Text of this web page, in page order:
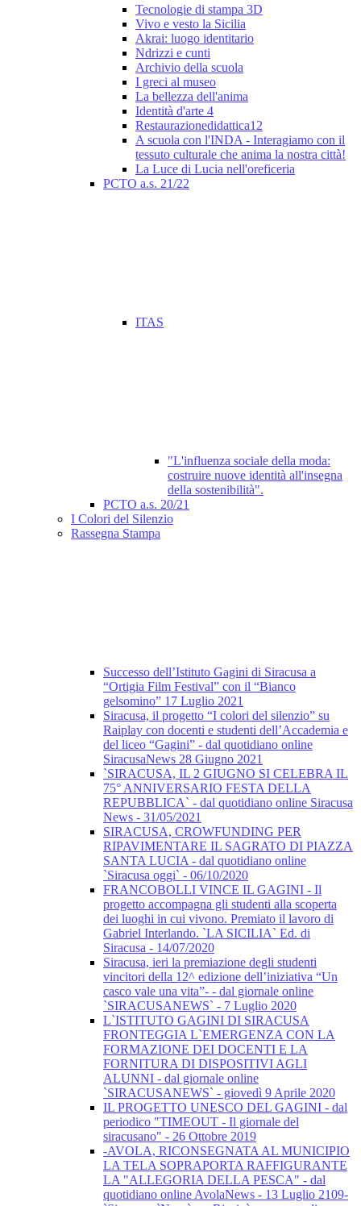
Tecnologie di stampa 3D
Vivo e vesto la Sicilia
Akrai: luogo identitario
Ndrizzi e cunti
Archivio della scuola
I greci al museo
La bellezza dell'anima
Identità d'arte 4
Restaurazionedidattica12
A scuola con l'INDA - Interagiamo con il
tessuto culturale che anima la nostra città!
La Luce di Lucia nell'oreficeria
PCTO a.s. 21/22
ITAS
"L'influenza sociale della moda:
costruire nuove identità all'insegna
della sostenibilità".
PCTO a.s. 20/21
I Colori del Silenzio
Rassegna Stampa
Successo dell’Istituto Gagini di Siracusa a
“Ortigia Film Festival” con il “Bianco
gelsomino” 17 Luglio 2021
Siracusa, il progetto “I colori del silenzio” su
Raiplay con docenti e studenti dell’Accademia e
del liceo “Gagini” - dal quotidiano online
SiracusaNews 28 Giugno 2021
`SIRACUSA, IL 2 GIUGNO SI CELEBRA IL
75° ANNIVERSARIO FESTA DELLA
REPUBBLICA` - dal quotidiano online Siracusa
News - 31/05/2021
SIRACUSA, CROWFUNDING PER
RIPAVIMENTARE IL SAGRATO DI PIAZZA
SANTA LUCIA - dal quotidiano online
`Siracusa oggi` - 06/10/2020
FRANCOBOLLI VINCE IL GAGINI - Il
progetto accompagna gli studenti alla scoperta
dei luoghi in cui vivono. Premiato il lavoro di
Gabriel Interlando. `LA SICILIA` Ed. di
Siracusa - 14/07/2020
Siracusa, ieri la premiazione degli studenti
vincitori della 12^ edizione dell’iniziativa “Un
casco vale una vita”- - dal giornale online
`SIRACUSANEWS` - 7 Luglio 2020
L`ISTITUTO GAGINI DI SIRACUSA
FRONTEGGIA L`EMERGENZA CON LA
FORMAZIONE DEI DOCENTI E LA
FORNITURA DI DISPOSITIVI AGLI
ALUNNI - dal giornale online
`SIRACUSANEWS` - giovedì 9 Aprile 2020
IL PROGETTO UNESCO DEL GAGINI - dal
periodico "TIMEOUT - Il giornale del
siracusano" - 26 Ottobre 2019
-AVOLA, RICONSEGNATA AL MUNICIPIO
LA TELA SOPRAPORTA RAFFIGURANTE
LA "ALLEGORIA DELLA PESCA" - dal
quotidiano online AvolaNews - 13 Luglio 2109-